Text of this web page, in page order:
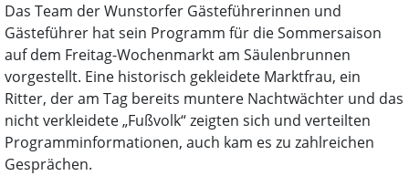
Das Team der Wunstorfer Gästeführerinnen und
Gästeführer hat sein Programm für die Sommersaison
auf dem Freitag-Wochenmarkt am Säulenbrunnen
vorgestellt. Eine historisch gekleidete Marktfrau, ein
Ritter, der am Tag bereits muntere Nachtwächter und das
nicht verkleidete „Fußvolk“ zeigten sich und verteilten
Programminformationen, auch kam es zu zahlreichen
Gesprächen.